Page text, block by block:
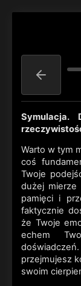
Warto w tym
coś
Twoje
dużej mierze
pamięci i
faktycznie
że Twoje
echem
przejmujesz
swoim